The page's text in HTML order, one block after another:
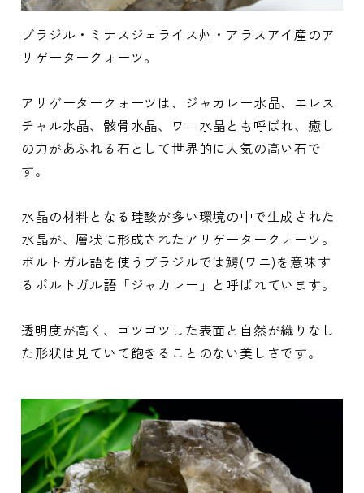
ブラジル・ミナスジェライス州・アラスアイ産のア
リゲータークォーツ。
アリゲータークォーツは、ジャカレー水晶、エレス
チャル水晶、骸骨水晶、ワニ水晶とも呼ばれ、癒し
の力があふれる石として世界的に人気の高い石で
す。
水晶の材料となる珪酸が多い環境の中で生成された
水晶が、層状に形成されたアリゲータークォーツ。
ポルトガル語を使うブラジルでは鰐(ワニ)を意味す
るポルトガル語「ジャカレー」と呼ばれています。
透明度が高く、ゴツゴツした表面と自然が織りなし
た形状は見ていて飽きることのない美しさです。